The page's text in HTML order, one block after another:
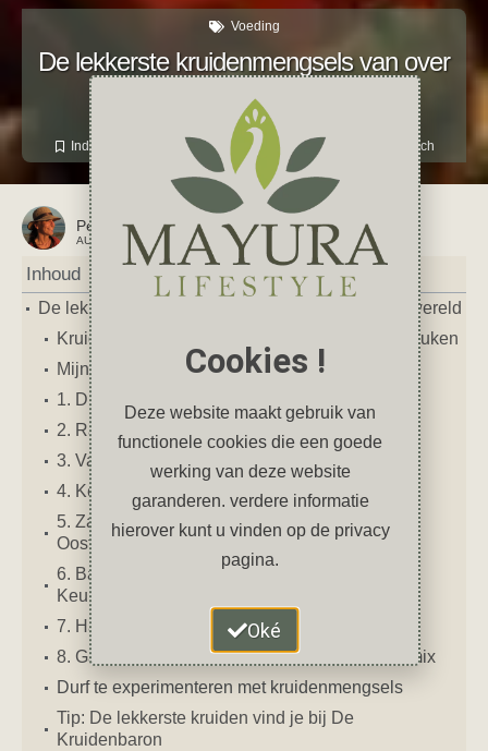
Voeding
De lekkerste kruidenmengsels van over
augustus 22, 2025
Indiaas
marokkaans ,specerijen Vegan Vegetarisch
Petra
AUTEUR VAN DIT ARTIKEL
Inhoud
De lekkerste kruidenmengsels van over de hele wereld
Kruidenmengsels: wereldse smaken in jouw keuken
Mijn 8 favoriete kruidenmengsels
1. Dukkah – Egypte op je bord
2. Ras el Hanout – de Marokkaanse ster
3. Vadouvan – Franse kerrie
4. Kerrie – een goudgele klassieker
5. Za’atar – frisse smaakmaker uit het Midden-
Oosten
6. Baharat – kruidige warmte uit de Arabische
Keuken
7. Harissa – een pittige smaakmaker
8. Garam Masala – een verwarmende kruidenmix
Durf te experimenteren met kruidenmengsels
Tip: De lekkerste kruiden vind je bij De
Kruidenbaron
Cookies !
Deze website maakt gebruik van
functionele cookies die een goede
werking van deze website
garanderen. verdere informatie
hierover kunt u vinden op de privacy
pagina.
Oké